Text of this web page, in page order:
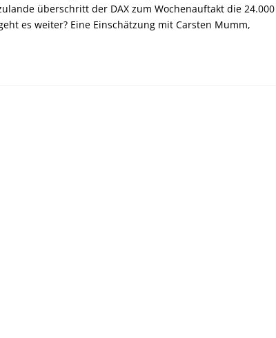
überschritt der DAX zum Wochenauftakt die 24.000
es weiter? Eine Einschätzung mit Carsten Mumm,